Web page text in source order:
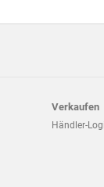
Verkaufen
Händler-